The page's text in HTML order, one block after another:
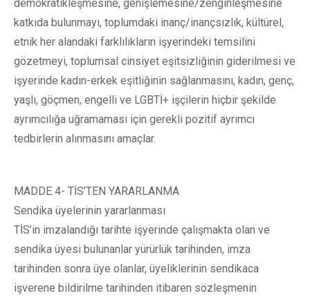
demokratikleşmesine, genişlemesine/zenginleşmesine
katkıda bulunmayı, toplumdaki inanç/inançsızlık, kültürel,
etnik her alandaki farklılıkların işyerindeki temsilini
gözetmeyi, toplumsal cinsiyet eşitsizliğinin giderilmesi ve
işyerinde kadın-erkek eşitliğinin sağlanmasını, kadın, genç,
yaşlı, göçmen, engelli ve LGBTİ+ işçilerin hiçbir şekilde
ayrımcılığa uğramaması için gerekli pozitif ayrımcı
tedbirlerin alınmasını amaçlar.
MADDE 4- TİS’TEN YARARLANMA
Sendika üyelerinin yararlanması
TİS’in imzalandığı tarihte işyerinde çalışmakta olan ve
sendika üyesi bulunanlar yürürlük tarihinden, imza
tarihinden sonra üye olanlar, üyeliklerinin sendikaca
işverene bildirilme tarihinden itibaren sözleşmenin